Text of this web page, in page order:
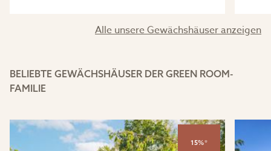
Alle unsere Gewächshäuser anzeigen
BELIEBTE GEWÄCHSHÄUSER DER GREEN ROOM-
FAMILIE
15%*